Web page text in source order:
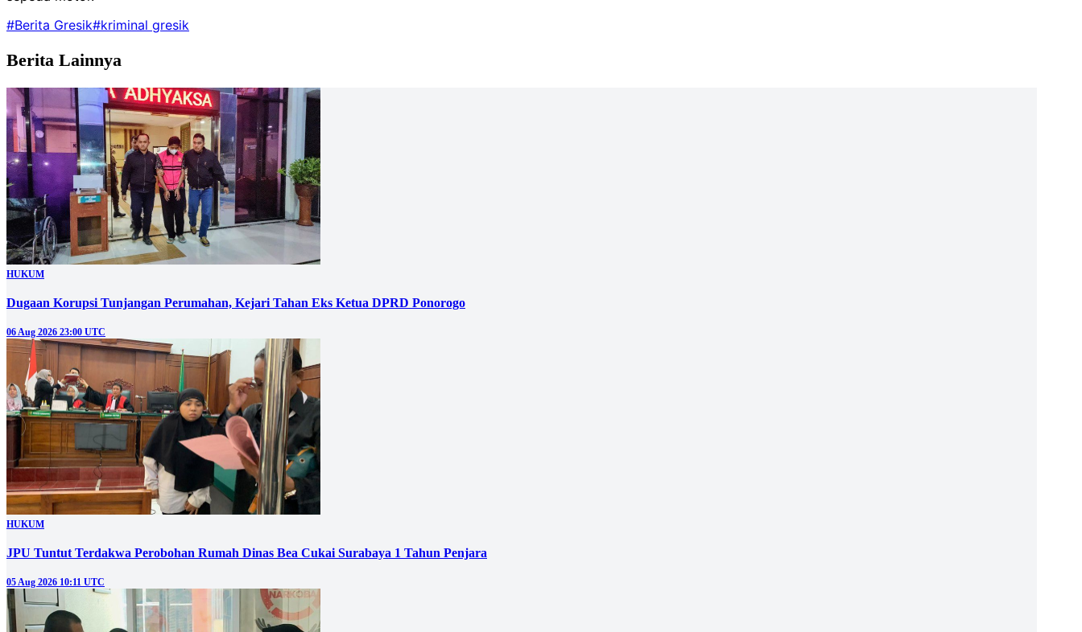
#Berita Gresik#kriminal gresik
Berita Lainnya
HUKUM
Dugaan Korupsi Tunjangan Perumahan, Kejari Tahan Eks Ketua DPRD Ponorogo
06 Aug 2026 23:00 UTC
HUKUM
JPU Tuntut Terdakwa Perobohan Rumah Dinas Bea Cukai Surabaya 1 Tahun Penjara
05 Aug 2026 10:11 UTC